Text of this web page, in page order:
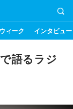
ィーク インタビュー
語るラジ